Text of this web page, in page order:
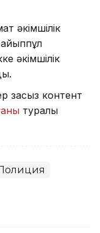
әкімшілік
әкімшілік
заңсыз контент
туралы